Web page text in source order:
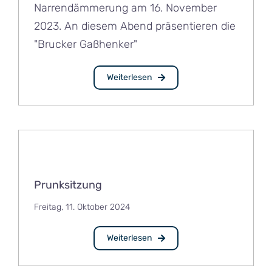
Narrendämmerung am 16. November
2023. An diesem Abend präsentieren die
"Brucker Gaßhenker"
Weiterlesen
Prunksitzung
Freitag, 11. Oktober 2024
Weiterlesen